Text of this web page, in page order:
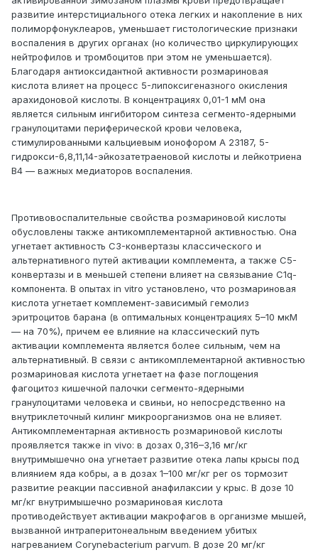
развитие интерстициального отека легких и накопление в них
полиморфонуклеаров, уменьшает гистологические признаки
воспаления в других органах (но количество циркулирующих
нейтрофилов и тромбоцитов при этом не уменьшается).
Благодаря антиоксидантной активности розмариновая
кислота влияет на процесс 5-липоксигеназного окисления
арахидоновой кислоты. В концентрациях 0,01-1 мМ она
является сильным ингибитором синтеза сегменто-ядерными
гранулоцитами периферической крови человека,
стимулированными кальциевым ионофором A 23187, 5-
гидрокси-6,8,11,14-эйкозатетраеновой кислоты и лейкотриена
В4 — важных медиаторов воспаления.
Противовоспалительные свойства розмариновой кислоты
обусловлены также антикомплементарной активностью. Она
угнетает активность С3-конвертазы классического и
альтернативного путей активации комплемента, а также С5-
конвертазы и в меньшей степени влияет на связывание С1q-
компонента. В опытах in vitro установлено, что розмариновая
кислота угнетает комплемент-зависимый гемолиз
эритроцитов барана (в оптимальных концентрациях 5–10 мкМ
— на 70%), причем ее влияние на классический путь
активации комплемента является более сильным, чем на
альтернативный. В связи с антикомплементарной активностью
розмариновая кислота угнетает на фазе поглощения
фагоцитоз кишечной палочки сегменто-ядерными
гранулоцитами человека и свиньи, но непосредственно на
внутриклеточный килинг микроорганизмов она не влияет.
Антикомплементарная активность розмариновой кислоты
проявляется также in vivo: в дозах 0,316–3,16 мг/кг
внутримышечно она угнетает развитие отека лапы крысы под
влиянием яда кобры, а в дозах 1–100 мг/кг per os тормозит
развитие реакции пассивной анафилаксии у крыс. В дозе 10
мг/кг внутримышечно розмариновая кислота
противодействует активации макрофагов в организме мышей,
вызванной интраперитонеальным введением убитых
нагреванием Corynebacterium parvum. В дозе 20 мг/кг